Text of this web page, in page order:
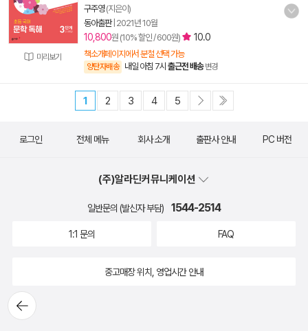
미리보기
구주영(지은이)
동아출판| 2021년 10월
10,800원 (10% 할인 / 600원) 10.0
책소개페이지에서 분철 선택 가능
양탄자배송 내일 아침 7시 출근전 배송 변경
1 2 3 4 5
뒤로가
기
로그인 전체 메뉴 회사 소개 출판사 안내 PC 버전
(주)알라딘커뮤니케이션
일반문의 (발신자 부담) 1544-2514
1:1 문의 FAQ
중고매장 위치, 영업시간 안내